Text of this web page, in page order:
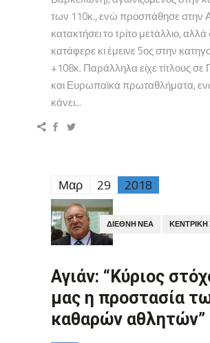
των 110κ., ενώ προσπάθησε στην
κατακτήσει το τρίτο μετάλλιο, αλλά
κατάφερε κι έμεινε 5ος στην
+108κ. Παράλληλα είχε τίτλους
και Ευρωπαϊκά πρωταθλήματα,
κάνει...
Μαρ 29 2018
ΔΙΕΘΝΉ ΝΈΑ ΚΕΝΤΡΙΚΉ
Αγιάν: “Kύριος
μας η προστασία
καθαρών αθλητών”